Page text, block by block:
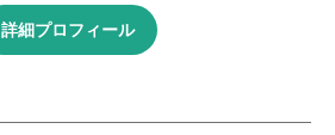
詳細プロフィール